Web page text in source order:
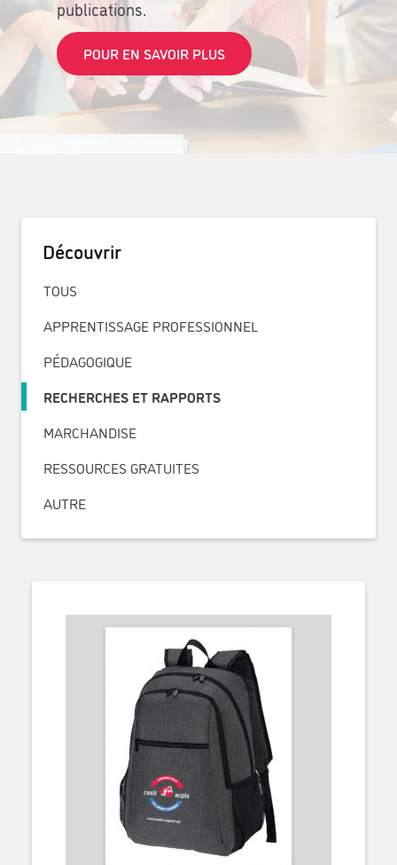
publications.
POUR EN SAVOIR PLUS
Découvrir
TOUS
APPRENTISSAGE PROFESSIONNEL
PÉDAGOGIQUE
RECHERCHES ET RAPPORTS
MARCHANDISE
RESSOURCES GRATUITES
AUTRE